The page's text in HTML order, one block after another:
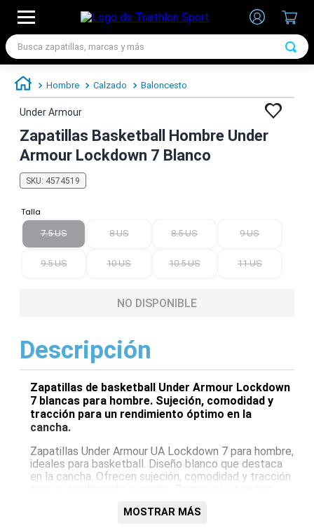
Busca zapatillas, marcas y más
Hombre Calzado Baloncesto
Under Armour
Zapatillas Basketball Hombre Under
Armour Lockdown 7 Blanco
SKU: 4574519
Talla
7.5 US 8 US 8.5 US 9 US
9.5 US 10 US 10.5 US 11 US
NO DISPONIBLE
Descripción
Zapatillas de basketball Under Armour Lockdown
7 blancas para hombre. Sujeción, comodidad y
tracción para un rendimiento óptimo en la
cancha.
Zapatillas Under Armour UA Lockdown 7 para hombre,
ideales para basketball. Diseño blanco que destaca
en la cancha. Ofrecen sujeción, comodidad y tracción
MOSTRAR MÁS
TÉRMINOS MÁS BUSCADOS
1.
zapatillas futbol
2.
zapatillas nike
3.
zapatillas adidas hombre
5.
zapatillas adidas mujer
6.
zapatillas nike hombre
7
zapatillas nike mujer